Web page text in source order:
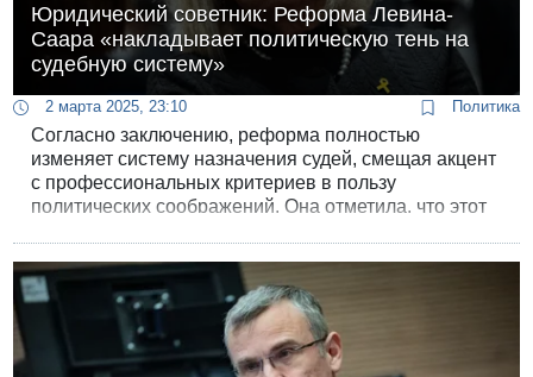
Юридический советник: Реформа Левина-
Саара «накладывает политическую тень на
судебную систему»
2 марта 2025, 23:10 Политика
Согласно заключению, реформа полностью
изменяет систему назначения судей, смещая акцент
с профессиональных критериев в пользу
политических соображений. Она отметила, что этот
независимости судебной власти.